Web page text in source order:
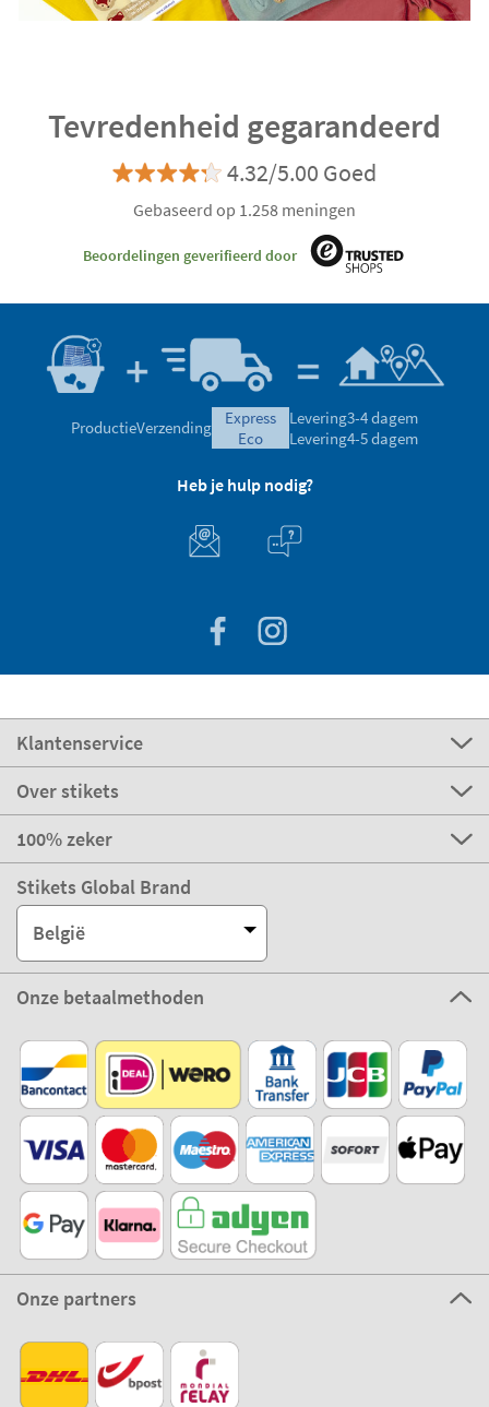
Tevredenheid gegarandeerd
4.32/5.00 Goed
Gebaseerd op 1.258 meningen
Beoordelingen geverifieerd door
ProductieVerzending
express
eco
Levering3-4 dagem
Levering4-5 dagem
Heb je hulp nodig?
Klantenservice
Over stikets
100% zeker
Stikets Global Brand
België
Onze betaalmethoden
Onze partners